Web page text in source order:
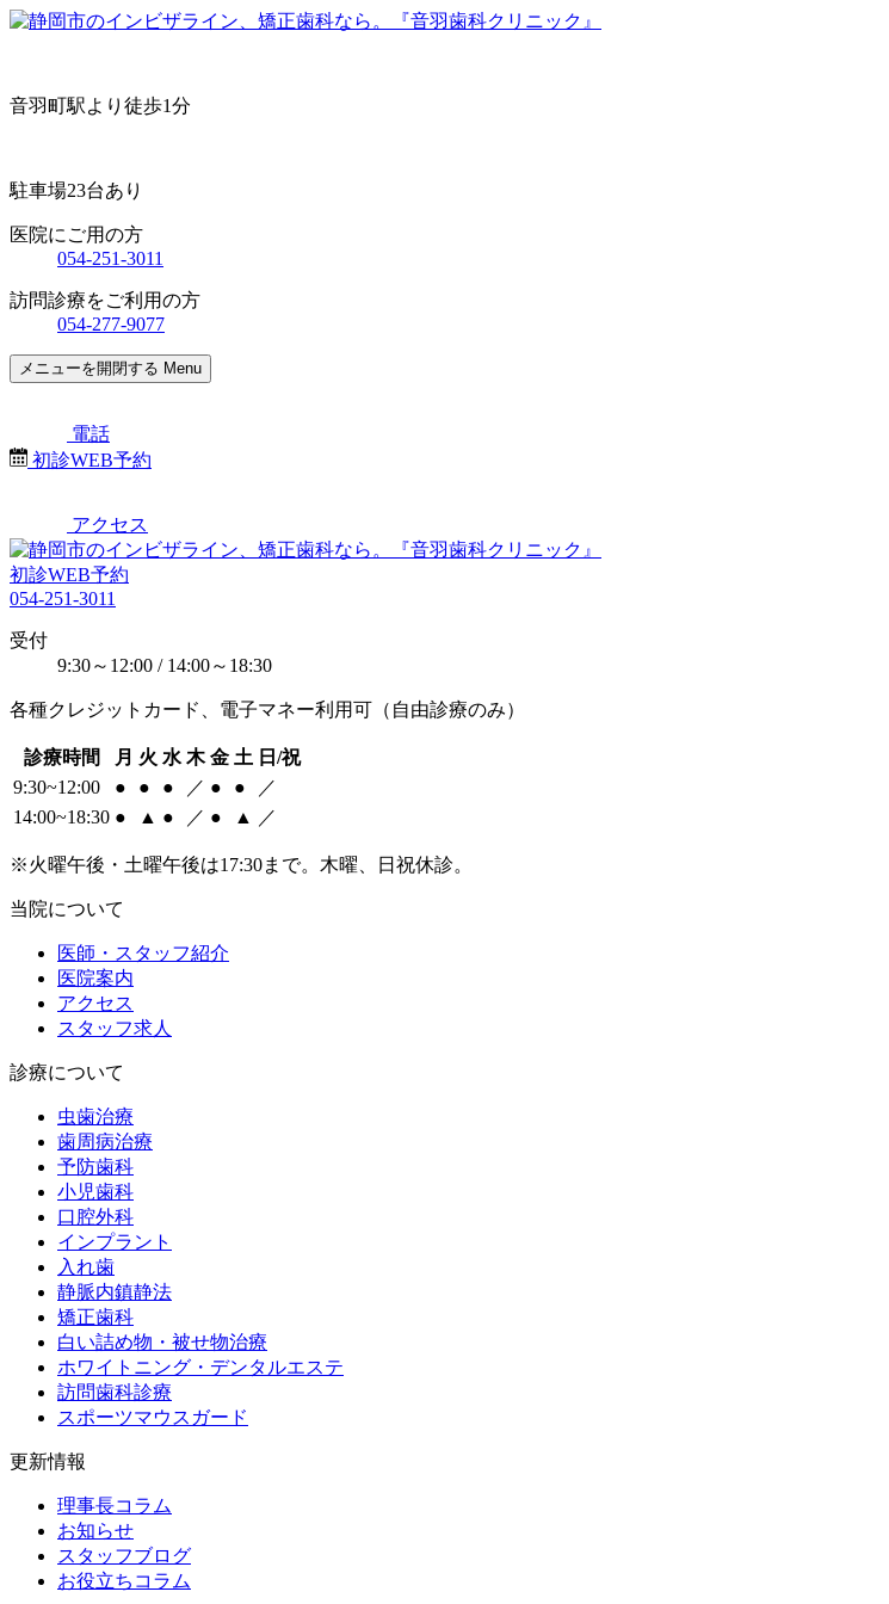
音羽町駅より徒歩1分
駐車場23台あり
医院にご用の方
054-251-3011
訪問診療をご利用の方
054-277-9077
メニューを開閉する Menu
電話
初診WEB予約
アクセス
初診WEB予約
054-251-3011
受付
9:30～12:00 / 14:00～18:30
各種クレジットカード、電子マネー利用可（自由診療のみ）
診療時間 月 火 水 木 金 土 日/祝
9:30~12:00
● ● ● ／ ● ●
／
14:00~18:30 ● ▲ ● ／ ● ▲ ／
※火曜午後・土曜午後は17:30まで。木曜、日祝休診。
当院について
医師・スタッフ紹介
医院案内
アクセス
スタッフ求人
診療について
虫歯治療
歯周病治療
予防歯科
小児歯科
口腔外科
インプラント
入れ歯
静脈内鎮静法
矯正歯科
白い詰め物・被せ物治療
ホワイトニング・デンタルエステ
訪問歯科診療
スポーツマウスガード
更新情報
理事長コラム
お知らせ
スタッフブログ
お役立ちコラム